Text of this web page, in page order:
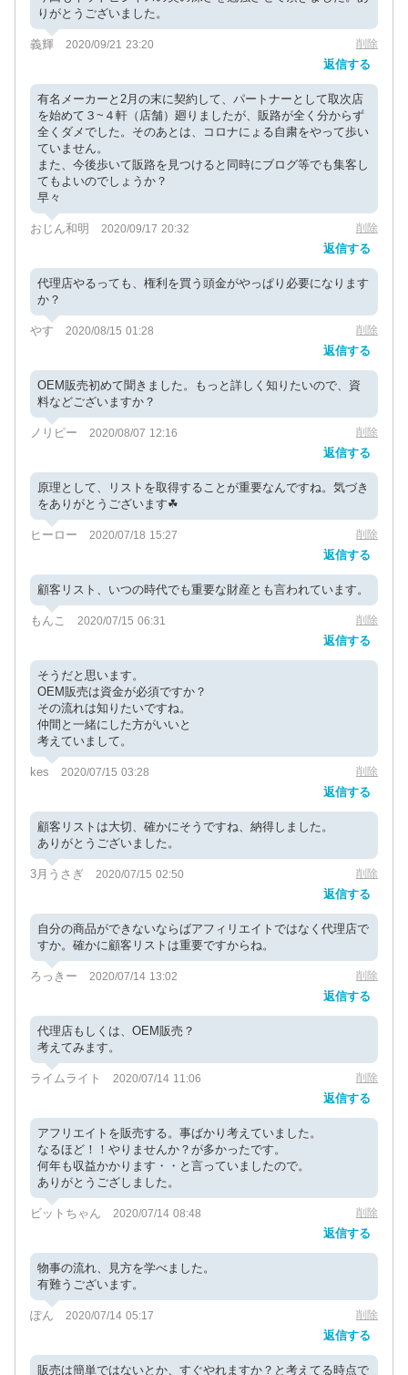
りがとうございました。
義輝 2020/09/21 23:20 削除
返信する
有名メーカーと2月の末に契約して、パートナーとして取次店
を始めて３~４軒（店舗）廻りましたが、販路が全く分からず
全くダメでした。そのあとは、コロナにょる自粛をやって歩い
ていません。
また、今後歩いて販路を見つけると同時にブログ等でも集客し
てもよいのでしょうか？
早々
おじん和明 2020/09/17 20:32 削除
返信する
代理店やるっても、権利を買う頭金がやっぱり必要になります
か？
やす 2020/08/15 01:28 削除
返信する
OEM販売初めて聞きました。もっと詳しく知りたいので、資
料などございますか？
ノリピー 2020/08/07 12:16 削除
返信する
原理として、リストを取得することが重要なんですね。気づき
をありがとうございます☘
ヒーロー 2020/07/18 15:27 削除
返信する
顧客リスト、いつの時代でも重要な財産とも言われています。
もんこ 2020/07/15 06:31 削除
返信する
そうだと思います。
OEM販売は資金が必須ですか？
その流れは知りたいですね。
仲間と一緒にした方がいいと
考えていまして。
kes 2020/07/15 03:28 削除
返信する
顧客リストは大切、確かにそうですね、納得しました。
ありがとうございました。
3月うさぎ 2020/07/15 02:50 削除
返信する
自分の商品ができないならばアフィリエイトではなく代理店で
すか。確かに顧客リストは重要ですからね。
ろっきー 2020/07/14 13:02 削除
返信する
代理店もしくは、OEM販売？
考えてみます。
ライムライト 2020/07/14 11:06 削除
返信する
アフリエイトを販売する。事ばかり考えていました。
なるほど！！やりませんか？が多かったです。
何年も収益かかります・・と言っていましたので。
ありがとうござしました。
ビットちゃん 2020/07/14 08:48 削除
返信する
物事の流れ、見方を学べました。
有難うございます。
ぽん 2020/07/14 05:17 削除
返信する
販売は簡単ではないとか、すぐやれますか？と考えてる時点で